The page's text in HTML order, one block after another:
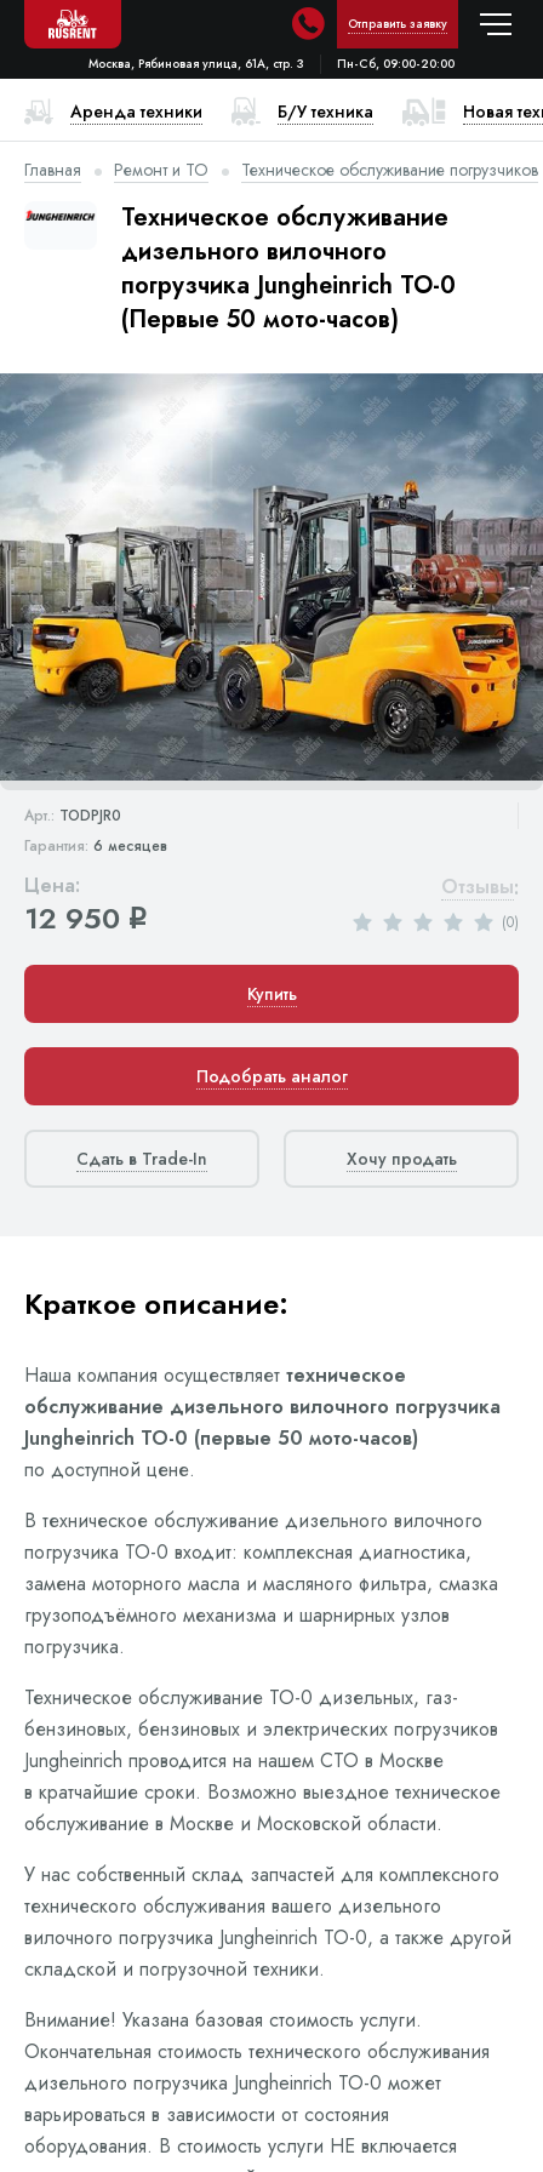
Отправить заявку
Москва, Рябиновая улица, 61А, стр. 3 Пн-Сб, 09:00-20:00
Аренда техники Б/У техника Новая
Главная Ремонт и ТО Техническое обслуживание погрузчиков
Техническое обслуживание
дизельного вилочного
погрузчика Jungheinrich ТО-0
(Первые 50 мото-часов)
Арт.: TODPJR0
Гарантия: 6 месяцев
Цена:
12 950 q
Отзывы:
(0)
Купить
Подобрать аналог
Сдать в Trade-In Хочу продать
Краткое описание:
Наша компания осуществляет техническое
обслуживание дизельного вилочного погрузчика
Jungheinrich ТО-0 (первые 50 мото-часов)
по доступной цене.
В техническое обслуживание дизельного вилочного
погрузчика ТО-0 входит: комплексная диагностика,
замена моторного масла и масляного фильтра, смазка
грузоподъёмного механизма и шарнирных узлов
погрузчика.
Техническое обслуживание ТО-0 дизельных, газ-
бензиновых, бензиновых и электрических погрузчиков
Jungheinrich проводится на нашем СТО в Москве
в кратчайшие сроки. Возможно выездное техническое
обслуживание в Москве и Московской области.
У нас собственный склад запчастей для комплексного
технического обслуживания вашего дизельного
вилочного погрузчика Jungheinrich ТО-0, а также другой
складской и погрузочной техники.
Внимание! Указана базовая стоимость услуги.
Окончательная стоимость технического обслуживания
дизельного погрузчика Jungheinrich ТО-0 может
варьироваться в зависимости от состояния
оборудования. В стоимость услуги НЕ включается